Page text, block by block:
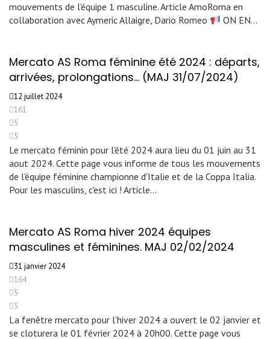
mouvements de l'équipe 1 masculine. Article AmoRoma en
collaboration avec Aymeric Allaigre, Dario Romeo
ON EN…
Mercato AS Roma féminine été 2024 : départs,
arrivées, prolongations… (MAJ 31/07/2024)
12 juillet 2024
161
5
5
Le mercato féminin pour l'été 2024 aura lieu du 01 juin au 31
aout 2024. Cette page vous informe de tous les mouvements
de l'équipe féminine championne d'Italie et de la Coppa Italia.
Pour les masculins, c'est ici ! Article…
Mercato AS Roma hiver 2024 équipes
masculines et féminines. MAJ 02/02/2024
31 janvier 2024
164
5
5
La fenêtre mercato pour l'hiver 2024 a ouvert le 02 janvier et
se cloturera le 01 février 2024 à 20h00. Cette page vous